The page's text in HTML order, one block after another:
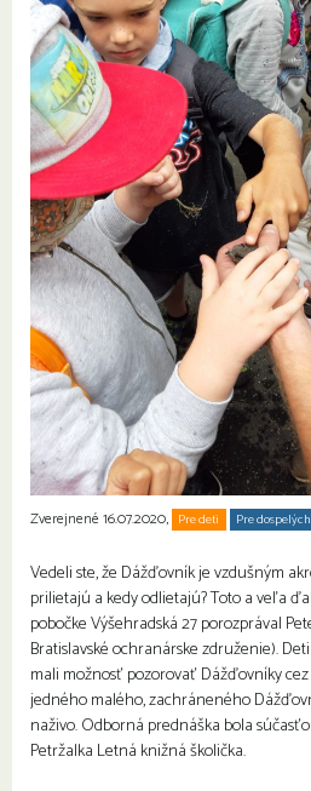
Zverejnené 16.07.2020, Pre deti Pre dospelých
Vedeli ste, že Dážďovník je vzdušným
prilietajú a kedy odlietajú? Toto a veľa
pobočke Výšehradská 27 porozprával
Bratislavské ochranárske združenie).
mali možnosť pozorovať Dážďovníky
jedného malého, zachráneného
naživo. Odborná prednáška bola
Petržalka Letná knižná školička.